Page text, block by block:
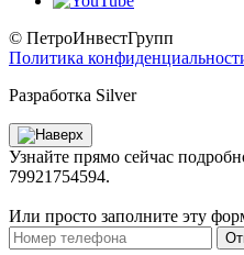
© ПетроИнвестГрупп
Политика
Разработка Silver
Узнайте прямо сейчас
79921754594.
Или просто заполните эту